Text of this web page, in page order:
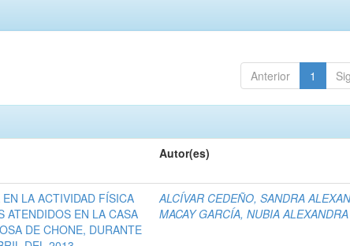
Anterior 1
Autor(es)
LA ACTIVIDAD FÍSICA
ATENDIDOS EN LA CASA
DE CHONE, DURANTE
ALCÍVAR CEDEÑO, SANDRA
MACAY GARCÍA, NUBIA ALEXANDRA